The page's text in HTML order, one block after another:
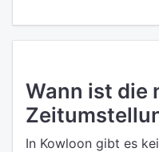
Wann ist die
In Kowloon gibt es